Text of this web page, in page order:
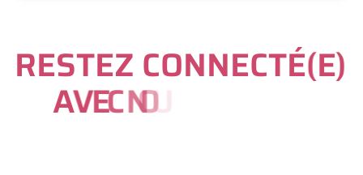
RESTEZ CONNECTÉ(E)
AVECN